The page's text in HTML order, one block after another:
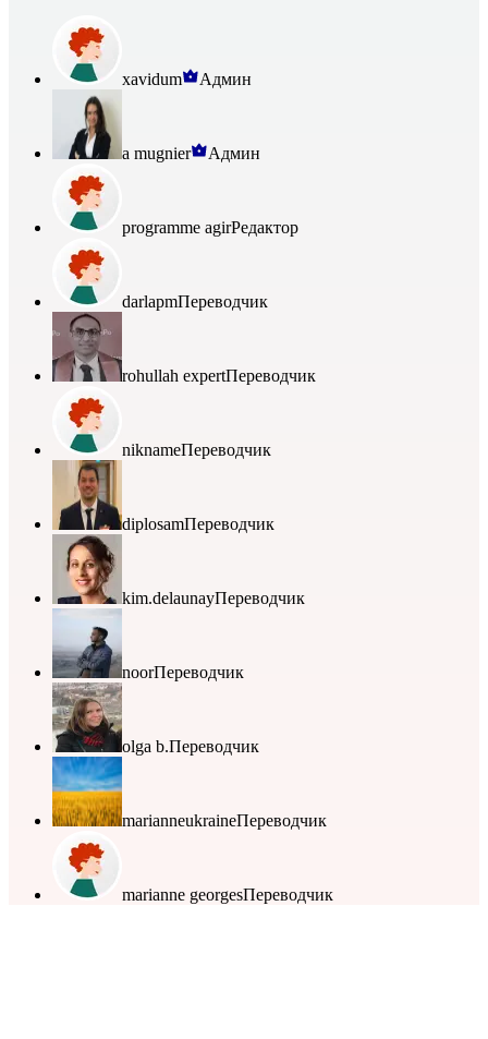
xavidum Админ
a mugnier Админ
programme agirРедактор
darlapmПереводчик
rohullah expertПереводчик
niknameПереводчик
diplosamПереводчик
kim.delaunayПереводчик
noorПереводчик
olga b.Переводчик
marianneukraineПереводчик
marianne georgesПереводчик